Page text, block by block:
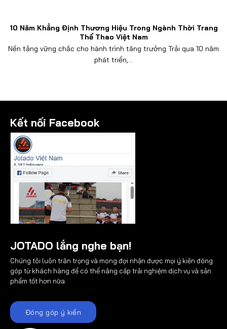
10 Năm Khẳng Định Thương Hiệu Trong Ngành Thời Trang
Thể Thao Việt Nam
Nền tảng vững chắc cho hành trình tăng trưởng Trải qua 10 năm
phát triển,...
JOTADO lắng nghe bạn!
Chúng tôi luôn trân trọng và mong đợi nhận được mọi ý kiến đóng
góp từ khách hàng để có thể nâng cấp trải nghiệm dịch vụ và sản
phẩm tốt hơn nữa.
Đóng góp ý kiến
Kết nối Facebook